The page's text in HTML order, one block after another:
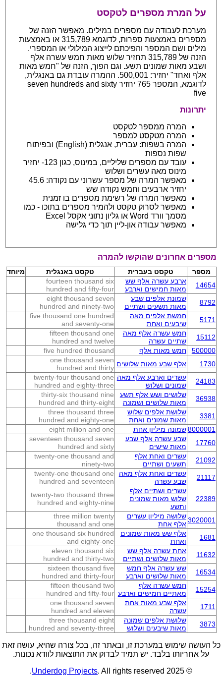
על המרת מספרים לטקסט
מערכת לעבודה עם מספרים במילים. מאפשר הזנה של
מספרים באמצעות ספרות, לדוגמא 315,789 או באמצעות
מילים ושם המספר והפיכתם לייצוג המילולי או המספרי.
הזנה של 315,789 תחזיר שלוש מאות חמש עשרה אלף
ושבע מאות שמונים תשע. וגם הפוך, הזנה של "חמש מאות
אלף ואחד" יחזיר: 500,001. ההמרה עובדת גם באנגלית,
לדוגמא, המספר 765 יחזיר seven hundreds and sixty
five
יתרונות
המרה ממספר לטקסט
המרה מטקסט למספר
המרה בשפות: עברית, אנגלית (English) ובפיתוח
שפות נספות
עובד עם מספרים שליליים, במינוס, כגון 123- יחזיר
מינוס מאה עשרים ושלוש
מאפשר המרה של מספר עשרוני עם נקודה: 45.6
יחזיר ארבעים וחמש נקודה שש
מאפשר המרה של רשימת מספרים בו זמנית
מאפשר לסרוק טקסט ולהמיר מספרים בתוכו - כמו
מסמך וורד Word או גליון נתוני אקסל Excel
מאפשר עבודה און-ליין תוך כדי גלישה
מספרים אחרונים שהוקשו להמרה
מספר טקסט בעברית טקסט באנגלית
מיוחד
14654
ארבע עשרה אלף שש
מאות חמישים וארבע
fourteen thousand six
hundred and fifty-four
8792
שמונת אלפים שבע
מאות תשעים ושתיים
eight thousand seven
hundred and ninety-two
5171
חמשת אלפים מאה
שיבעים ואחת
five thousand one hundred
and seventy-one
15112
חמש עשרה אלף מאה
שתיים עשרה
fifteen thousand one
hundred and twelve
500000
חמש מאות אלף
five hundred thousand
1730
אלף שבע מאות שלושים one thousand seven
hundred and thirty
24183
עשרים וארבע אלף מאה
שמונים ושלוש
twenty-four thousand one
hundred and eighty-three
36938
שלושים ושש אלף תשע
מאות שלושים ושמונה
thirty-six thousand nine
hundred and thirty-eight
3381
שלושת אלפים שלוש
מאות שמונים ואחת
three thousand three
hundred and eighty-one
8000001 שמונה מיליון אחת
eight million and one
17760
שבע עשרה אלף שבע
מאות שישים
seventeen thousand seven
hundred and sixty
21092
עשרים ואחת אלף
תשעים ושתיים
twenty-one thousand and
ninety-two
21117
עשרים ואחת אלף מאה
שבע עשרה
twenty-one thousand one
hundred and seventeen
22389
עשרים ושתיים אלף
שלוש מאות שמונים
ותשע
twenty-two thousand three
hundred and eighty-nine
3020001 שלושה מיליון עשרים
אלף אחת
three million twenty
thousand and one
1681
אלף שש מאות שמונים
ואחת
one thousand six hundred
and eighty-one
11632
אחת עשרה אלף שש
מאות שלושים ושתיים
eleven thousand six
hundred and thirty-two
16534
שש עשרה אלף חמש
מאות שלושים וארבע
sixteen thousand five
hundred and thirty-four
15254
חמש עשרה אלף
מאתיים חמישים וארבע
fifteen thousand two
hundred and fifty-four
1711
אלף שבע מאות אחת
עשרה
one thousand seven
hundred and eleven
3873
שלושת אלפים שמונה
מאות שיבעים ושלוש
three thousand eight
hundred and seventy-three
כל העושה שימוש במערכת זו, ובאתר זה, בכל צורה שהיא, עושה זאת
על אחריותו בלבד. יש תמיד לבדוק את התוצאות לוודא נכונות.
© 2025
Underdog Projects. All rights reserved.